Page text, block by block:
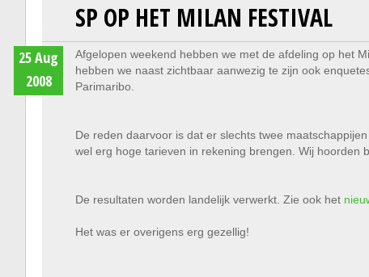
SP OP HET MILAN FESTIVAL
25 Aug
2008
Afgelopen weekend hebben we met de afdeling op het
hebben we naast zichtbaar aanwezig te zijn ook
Parimaribo.
De reden daarvoor is dat er slechts twee
wel erg hoge tarieven in rekening brengen. Wij hoorden
De resultaten worden landelijk verwerkt. Zie ook het
Het was er overigens erg gezellig!